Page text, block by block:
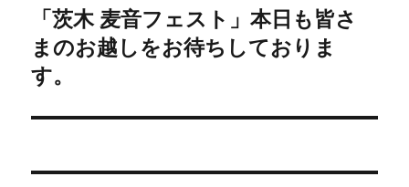
ゲ
ー
シ
ン
稿:
次
の
投
稿:
「茨木 麦音フェスト」本日も皆さ
まのお越しをお待ちしておりま
す。